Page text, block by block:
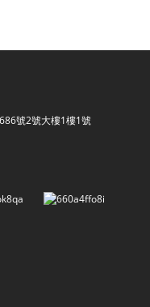
號2號大樓1樓1號